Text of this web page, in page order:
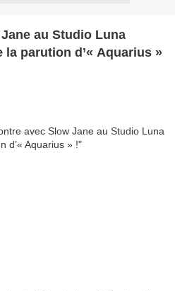
au Studio Luna
la parution d’« Aquarius »